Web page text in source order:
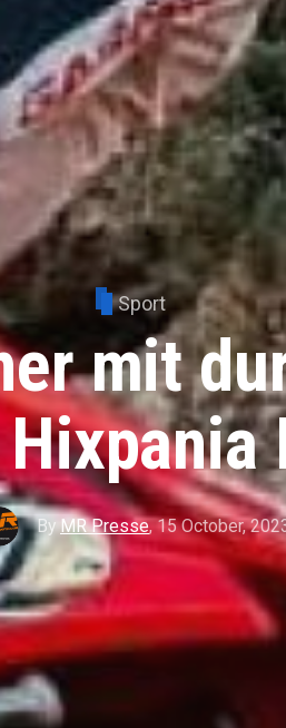
Sport
mit
ByMR Presse,15 October,